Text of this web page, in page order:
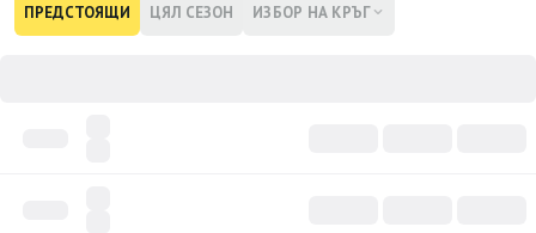
ПРЕДСТОЯЩИ ЦЯЛ СЕЗОН ИЗБОР НА КРЪГ